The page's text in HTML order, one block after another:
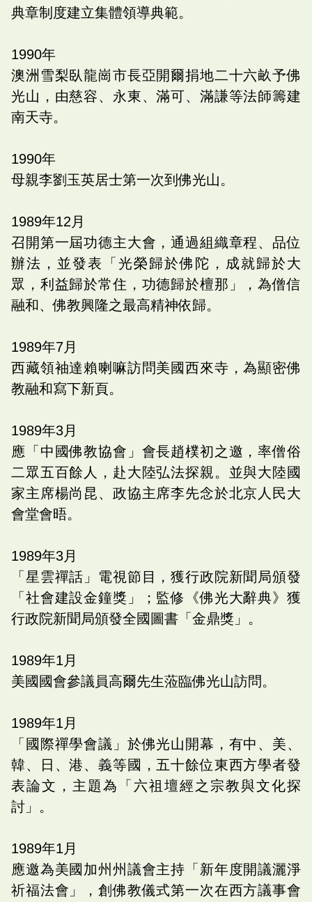
典章制度建立集體領導典範。
1990年
澳洲雪梨臥龍崗市長亞開爾捐地二十六畝予佛
光山，由慈容、永東、滿可、滿謙等法師籌建
南天寺。
1990年
母親李劉玉英居士第一次到佛光山。
1989年12 月
召開第一屆功德主大會，通過組織章程、品位
辦法，並發表「光榮歸於佛陀，成就歸於大
眾，利益歸於常住，功德歸於檀那」，為僧信
融和、佛教興隆之最高精神依歸。
1989年7月
西藏領袖達賴喇嘛訪問美國西來寺，為顯密佛
教融和寫下新頁。
1989年3月
應「中國佛教協會」會長趙樸初之邀，率僧俗
二眾五百餘人，赴大陸弘法探親。並與大陸國
家主席楊尚昆、政協主席李先念於北京人民大
會堂會晤。
1989年3月
「星雲禪話」電視節目，獲行政院新聞局頒發
「社會建設金鐘獎」；監修《佛光大辭典》獲
行政院新聞局頒發全國圖書「金鼎獎」。
1989年1 月
美國國會參議員高爾先生蒞臨佛光山訪問。
1989年1 月
「國際禪學會議」於佛光山開幕，有中、美、
韓、日、港、義等國，五十餘位東西方學者發
表論文，主題為「六祖壇經之宗教與文化探
討」。
1989年1 月
應邀為美國加州州議會主持「新年度開議灑淨
祈福法會」，創佛教儀式第一次在西方議事會